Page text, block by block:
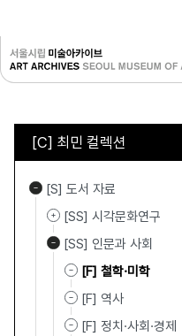
[C] 최민 컬렉션
[S] 도서 자료
[SS] 시각문화연구
[SS] 인문과 사회
[F] 철학·미학
[F] 역사
[F] 정치·사회·경제